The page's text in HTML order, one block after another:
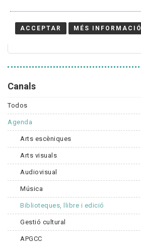
Canals
Todos
Agenda
Arts escèniques
Arts visuals
Audiovisual
Música
Biblioteques, llibre i edició
Gestió cultural
APGCC
ACCEPTAR MÉS INFORMACIÓ